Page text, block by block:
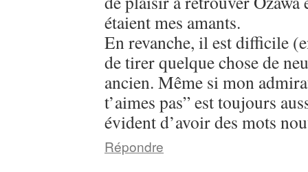
étaient mes amants.
En revanche, il est difficile
de tirer quelque chose de
ancien. Même si mon
t’aimes pas” est toujours
évident d’avoir des mots
Répondre